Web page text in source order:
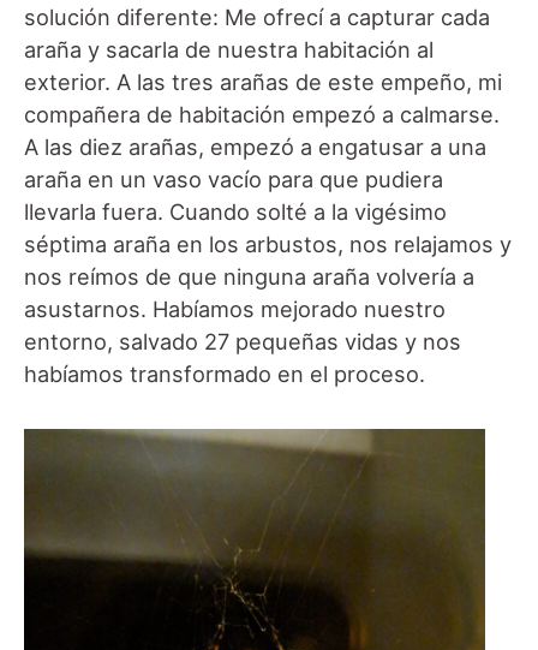
solución diferente: Me ofrecí a capturar cada
araña y sacarla de nuestra habitación al
exterior. A las tres arañas de este empeño, mi
compañera de habitación empezó a calmarse.
A las diez arañas, empezó a engatusar a una
araña en un vaso vacío para que pudiera
llevarla fuera. Cuando solté a la vigésimo
séptima araña en los arbustos, nos relajamos y
nos reímos de que ninguna araña volvería a
asustarnos. Habíamos mejorado nuestro
entorno, salvado 27 pequeñas vidas y nos
habíamos transformado en el proceso.